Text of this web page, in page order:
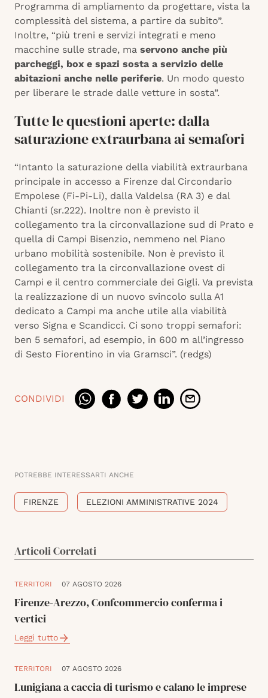
Programma di ampliamento da progettare, vista la
complessità del sistema, a partire da subito”.
Inoltre, “più treni e servizi integrati e meno
macchine sulle strade, ma servono anche più
parcheggi, box e spazi sosta a servizio delle
abitazioni anche nelle periferie. Un modo questo
per liberare le strade dalle vetture in sosta”.
Tutte le questioni aperte: dalla
saturazione extraurbana ai semafori
“Intanto la saturazione della viabilità extraurbana
principale in accesso a Firenze dal Circondario
Empolese (Fi-Pi-Li), dalla Valdelsa (RA 3) e dal
Chianti (sr.222). Inoltre non è previsto il
collegamento tra la circonvallazione sud di Prato e
quella di Campi Bisenzio, nemmeno nel Piano
urbano mobilità sostenibile. Non è previsto il
collegamento tra la circonvallazione ovest di
Campi e il centro commerciale dei Gigli. Va prevista
la realizzazione di un nuovo svincolo sulla A1
dedicato a Campi ma anche utile alla viabilità
verso Signa e Scandicci. Ci sono troppi semafori:
ben 5 semafori, ad esempio, in 600 m all’ingresso
di Sesto Fiorentino in via Gramsci”. (redgs)
CONDIVIDI
POTREBBE INTERESSARTI ANCHE
FIRENZE ELEZIONI AMMINISTRATIVE 2024
Articoli Correlati
TERRITORI 07 AGOSTO 2026
Firenze-Arezzo, Confcommercio conferma i
vertici
Leggi tutto
TERRITORI 07 AGOSTO 2026
Lunigiana a caccia di turismo e calano le imprese